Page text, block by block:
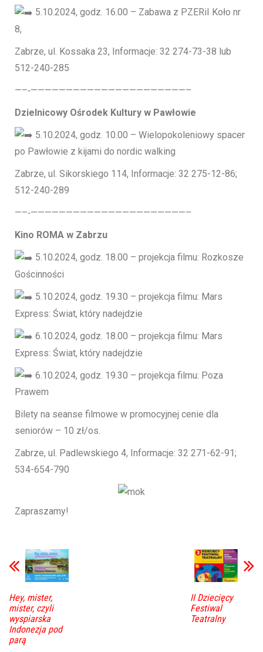
5.10.2024, godz. 16.00 – Zabawa z PZERiI Koło nr
8,
Zabrze, ul. Kossaka 23, Informacje: 32 274-73-38 lub
512-240-285
—–‐——————————————————————–
Dzielnicowy Ośrodek Kultury w Pawłowie
5.10.2024, godz. 10.00 – Wielopokoleniowy spacer
po Pawłowie z kijami do nordic walking
Zabrze, ul. Sikorskiego 114, Informacje: 32 275-12-86;
512-240-289
—–‐——————————————————————–
Kino ROMA w Zabrzu
5.10.2024, godz. 18.00 – projekcja filmu: Rozkosze
Gościnności
5.10.2024, godz. 19.30 – projekcja filmu: Mars
Express: Świat, który nadejdzie
6.10.2024, godz. 18.00 – projekcja filmu: Mars
Express: Świat, który nadejdzie
6.10.2024, godz. 19.30 – projekcja filmu: Poza
Prawem
Bilety na seanse filmowe w promocyjnej cenie dla
seniorów – 10 zł/os.
Zabrze, ul. Padlewskiego 4, Informacje: 32 271-62-91;
534-654-790
Zapraszamy!
Hey, mister,
mister, czyli
wyspiarska
Indonezja pod
parą
II Dziecięcy
Festiwal
Teatralny